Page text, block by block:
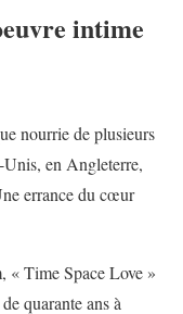
intime
nourrie de plusieurs
en Angleterre,
errance du cœur
« Time Space Love »
quarante ans à